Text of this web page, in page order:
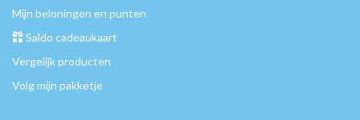
Mijn beloningen en punten
Saldo cadeaukaart
Vergelijk producten
Volg mijn pakketje